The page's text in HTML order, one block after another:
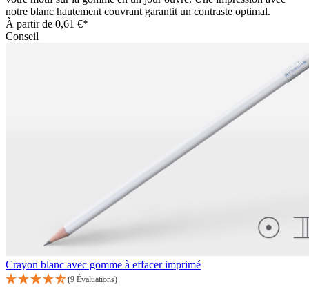
notre blanc hautement couvrant garantit un contraste optimal.
À partir de 0,61 €*
Conseil
Crayon blanc avec gomme à effacer imprimé
(9 Évaluations)